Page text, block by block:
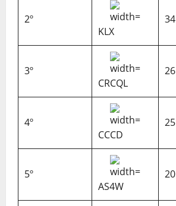
2º
KLX
34
3º
CRCQL
26
4º
CCCD
25
5º
AS4W
20